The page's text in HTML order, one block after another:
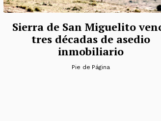
Sierra de San Miguelito
tres décadas de asedio
inmobiliario
Pie de Página